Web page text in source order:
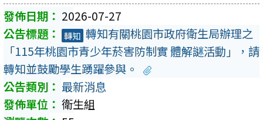
2026-07-27
轉知 轉知有關桃園市政府衛生局辦理之
「115年桃園市青少年菸害防制實 體解謎活動」，請
轉知並鼓勵學生踴躍參與。
最新消息
衛生組